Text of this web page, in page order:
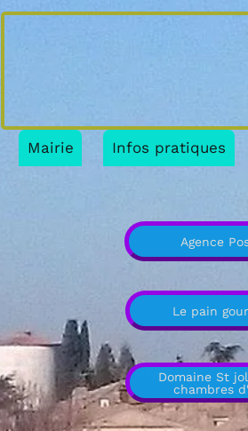
Mairie Infos pratiques
Agence
Le pain
Domaine St
chambres